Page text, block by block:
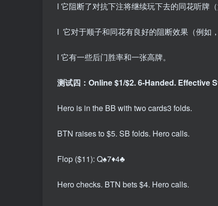
l 它阻断了对抗下注将继续玩下去的同花听牌（
l 它对于顺子和同花有良好的阻断效果（例如
l 它有一些后门胜率和一张高牌。
测试四：Online $1/$2. 6-Handed. Effective
Hero is in the BB with two cards3 folds.
BTN raises to $5. SB folds. Hero calls.
Flop ($11): Q♠7♦4♣
Hero checks. BTN bets $4. Hero calls.